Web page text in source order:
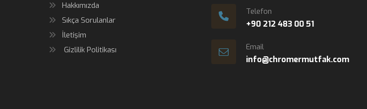
Hakkımızda
Sıkça Sorulanlar
İletişim
Gizlilik Politikası
Telefon
+90 212 483 00 51
Email
info@chromermutfak.com